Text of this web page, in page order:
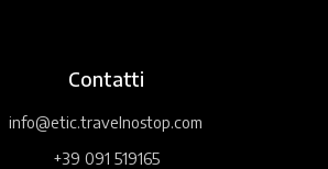
Contatti
info@etic.travelnostop.com
+39 091 519165